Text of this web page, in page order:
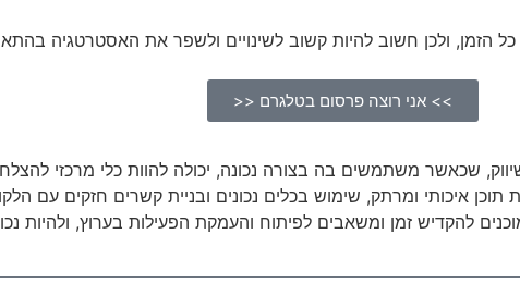
הזמן, ולכן חשוב להיות קשוב לשינויים ולשפר את האסטרטגיה
>> אני רוצה פרסום בטלגרם <<
שכאשר משתמשים בה בצורה נכונה, יכולה להוות כלי מרכזי
תוכן איכותי ומרתק, שימוש בכלים נכונים ובניית קשרים חזקים עם
להקדיש זמן ומשאבים לפיתוח והעמקת הפעילות בערוץ, ולהיות